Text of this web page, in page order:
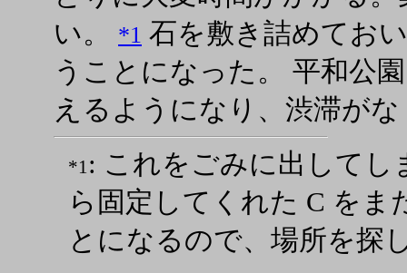
い。
*1 石を敷き詰めてお
うことになった。 平和公
えるようになり、渋滞が
*1 : これをごみに出してし
ら固定してくれた C を
とになるので、場所を探